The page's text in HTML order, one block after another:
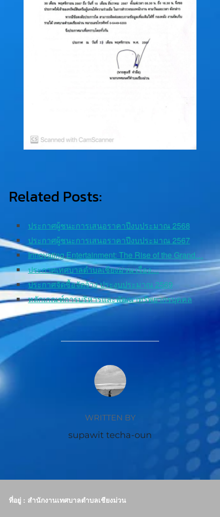
Related Posts:
ประกาศผู้ชนะการเสนอราคาปีงบประมาณ 2568
ประกาศผู้ชนะการเสนอราคาปีงบประมาณ 2567
Innovating Entertainment: The Rise of the Grand…
ประกาศเทศบาลตำบลเชียงม่วน เรื่อง…
ประกาศจัดซื้อจัดจ้าง ประงบประมาณ 2569
หลักเกณฑ์การบริหารและพัฒนาทรัพยากรบุคคล
POST AUTHOR
WRITTEN BY
supawit techa-oun
ที่อยู่ : สำนักงานเทศบาลตำบลเชียงม่วน